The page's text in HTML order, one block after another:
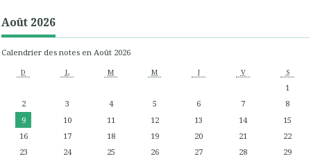
Août 2026
Calendrier des notes en Août 2026
D L M M J V S
1
2
3 4 5 6 7
8
9
10 11 12 13 14
15
16
17 18 19 20 21
22
23
24 25 26 27 28
29